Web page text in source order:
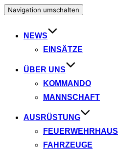
Navigation umschalten
NEWS
EINSÄTZE
ÜBER UNS
KOMMANDO
MANNSCHAFT
AUSRÜSTUNG
FEUERWEHRHAUS
FAHRZEUGE